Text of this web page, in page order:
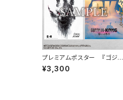
プレミアムポスター 『ゴジラ
xコング 新たなる帝国』GO
DZILLA set
¥3,300